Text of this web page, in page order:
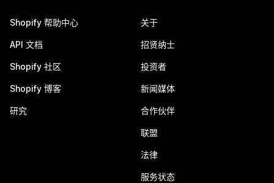
Shopify 帮助中心
API 文档
Shopify 社区
Shopify 博客
研究
关于
招贤纳士
投资者
新闻媒体
合作伙伴
联盟
法律
服务状态